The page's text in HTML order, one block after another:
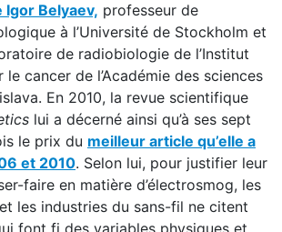
Belyaev, professeur de
à l’Université de Stockholm et
de radiobiologie de l’Institut
le cancer de l’Académie des sciences
En 2010, la revue scientifique
lui a décerné ainsi qu’à ses sept
le prix du meilleur article qu’elle a
et 2010. Selon lui, pour justifier leur
faire en matière d’électrosmog, les
les industries du sans-fil ne citent
font fi des variables physiques et